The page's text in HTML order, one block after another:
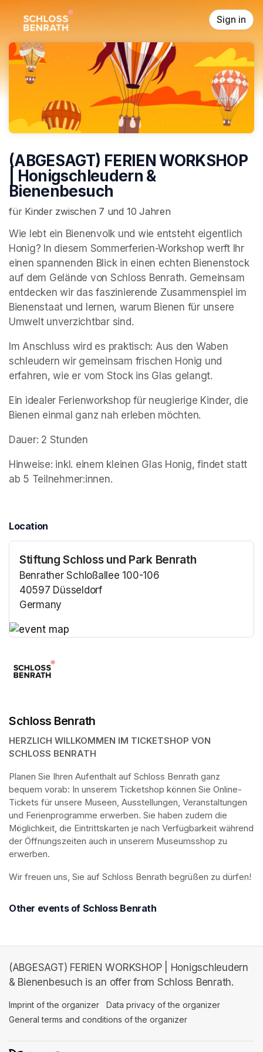
Sign in
(ABGESAGT) FERIEN WORKSHOP
| Honigschleudern &
Bienenbesuch
für Kinder zwischen 7 und 10 Jahren
Wie lebt ein Bienenvolk und wie entsteht eigentlich
Honig? In diesem Sommerferien-Workshop werft Ihr
einen spannenden Blick in einen echten Bienenstock
auf dem Gelände von Schloss Benrath. Gemeinsam
entdecken wir das faszinierende Zusammenspiel im
Bienenstaat und lernen, warum Bienen für unsere
Umwelt unverzichtbar sind.
Im Anschluss wird es praktisch: Aus den Waben
schleudern wir gemeinsam frischen Honig und
erfahren, wie er vom Stock ins Glas gelangt.
Ein idealer Ferienworkshop für neugierige Kinder, die
Bienen einmal ganz nah erleben möchten.
Dauer: 2 Stunden
Hinweise: inkl. einem kleinen Glas Honig, findet statt
ab 5 Teilnehmer:innen.
Location
Stiftung Schloss und Park Benrath
Benrather Schloßallee 100-106
40597 Düsseldorf
Germany
Schloss Benrath
HERZLICH WILLKOMMEN IM TICKETSHOP VON
SCHLOSS BENRATH
Planen Sie Ihren Aufenthalt auf Schloss Benrath ganz
bequem vorab: In unserem Ticketshop können Sie Online-
Tickets für unsere Museen, Ausstellungen, Veranstaltungen
und Ferienprogramme erwerben. Sie haben zudem die
Möglichkeit, die Eintrittskarten je nach Verfügbarkeit während
der Öffnungszeiten auch in unserem Museumsshop zu
erwerben.
Wir freuen uns, Sie auf Schloss Benrath begrüßen zu dürfen!
Other events of Schloss Benrath
(ABGESAGT) FERIEN WORKSHOP | Honigschleudern
& Bienenbesuch is an offer from Schloss Benrath.
Imprint of the organizer (opens in a new tab)
Data privacy of the organizer
General terms and conditions of the organizer